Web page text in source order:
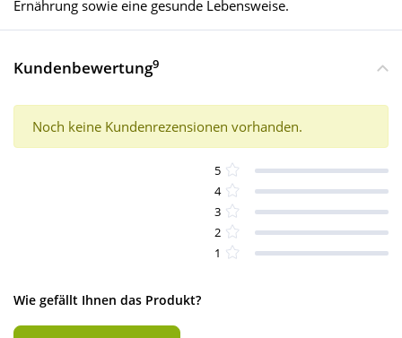
Ernährung sowie eine gesunde Lebensweise.
Kundenbewertung9
Noch keine Kundenrezensionen vorhanden.
5
4
3
2
1
Wie gefällt Ihnen das Produkt?